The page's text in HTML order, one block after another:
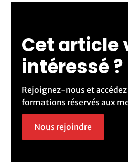
Cet article
intéressé ?
Rejoignez-nous et
formations réservés aux
Nous rejoindre